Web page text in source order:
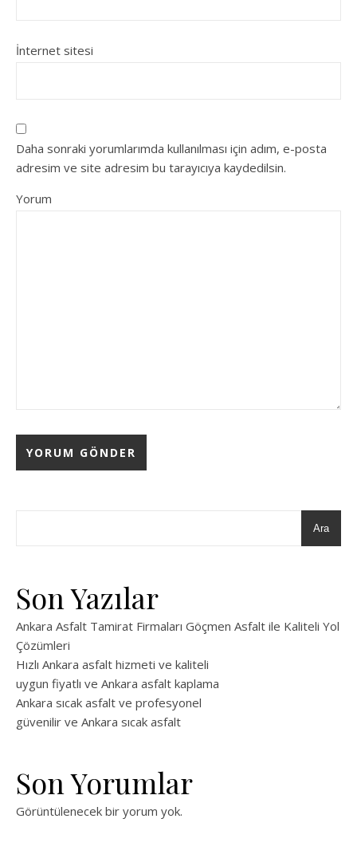
İnternet sitesi
Daha sonraki yorumlarımda kullanılması için adım, e-posta
adresim ve site adresim bu tarayıcıya kaydedilsin.
Yorum
Ara
Son Yazılar
Ankara Asfalt Tamirat Firmaları Göçmen Asfalt ile Kaliteli Yol
Çözümleri
Hızlı Ankara asfalt hizmeti ve kaliteli
uygun fiyatlı ve Ankara asfalt kaplama
Ankara sıcak asfalt ve profesyonel
güvenilir ve Ankara sıcak asfalt
Son Yorumlar
Görüntülenecek bir yorum yok.